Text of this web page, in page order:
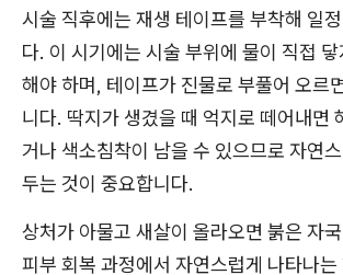
시술 직후에는 재생 테이프를 부착해 일
다. 이 시기에는 시술 부위에 물이 직접
해야 하며, 테이프가 진물로 부풀어 오르
니다. 딱지가 생겼을 때 억지로 떼어내면
거나 색소침착이 남을 수 있으므로 자연
두는 것이 중요합니다.
상처가 아물고 새살이 올라오면 붉은 자
피부 회복 과정에서 자연스럽게 나타나